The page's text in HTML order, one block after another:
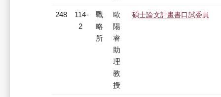
248
114-
2
戰
略
所
歐
陽
睿
助
理
教
授
碩士論文計畫書口試委員